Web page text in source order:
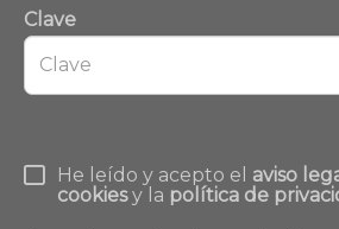
Clave
He leído y acepto el aviso
cookiesy la política de